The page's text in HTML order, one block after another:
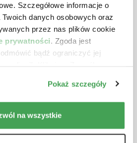
Szczegółowe informacje o
danych osobowych oraz
przez nas plików cookie
prywatności . Zgoda jest
bądź ograniczyć jej
Pokaż szczegóły
na wszystkie
i uszczelnienie VAT
Michał Krawczyk
5 godzin
VAT